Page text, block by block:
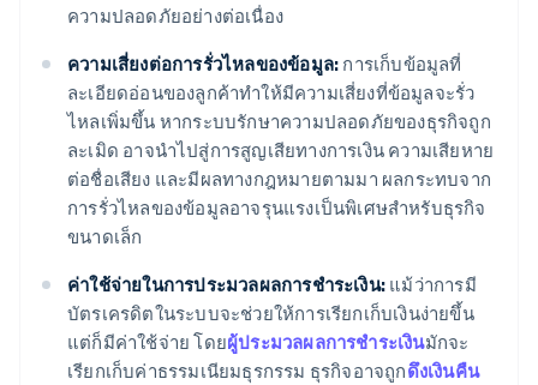
ความปลอดภัยอย่างต่อเนื่อง
ความเสี่ยงต่อการรั่วไหลของข้อมูล: การเก็บข้อมูลที่
ละเอียดอ่อนของลูกค้าทำให้มีความเสี่ยงที่ข้อมูลจะรั่ว
ไหลเพิ่มขึ้น หากระบบรักษาความปลอดภัยของธุรกิจถูก
ละเมิด อาจนำไปสู่การสูญเสียทางการเงิน ความเสียหาย
ต่อชื่อเสียง และมีผลทางกฎหมายตามมา ผลกระทบจาก
การรั่วไหลของข้อมูลอาจรุนแรงเป็นพิเศษสำหรับธุรกิจ
ขนาดเล็ก
ค่าใช้จ่ายในการประมวลผลการชำระเงิน: แม้ว่าการมี
บัตรเครดิตในระบบจะช่วยให้การเรียกเก็บเงินง่ายขึ้น
แต่ก็มีค่าใช้จ่าย โดยผู้ประมวลผลการชำระเงินมักจะ
เรียกเก็บค่าธรรมเนียมธุรกรรม ธุรกิจอาจถูกดึงเงินคืน